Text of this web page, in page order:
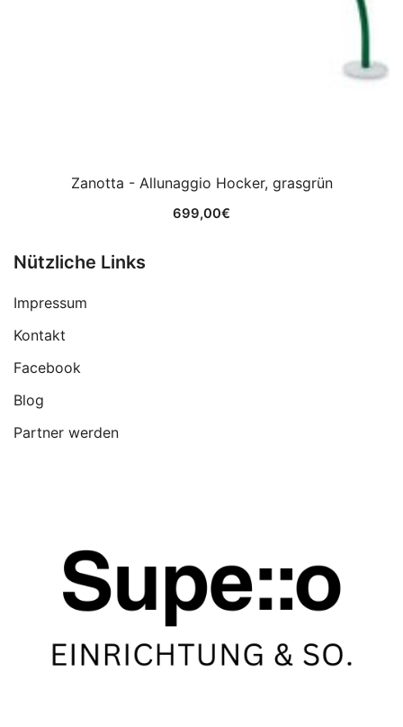
Zanotta - Allunaggio Hocker, grasgrün
699,00€
Nützliche Links
Impressum
Kontakt
Facebook
Blog
Partner werden